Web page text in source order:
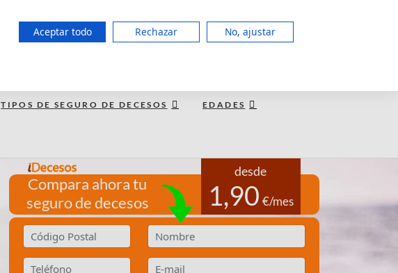
951 127 403
LUN a JUE de 8:00 - 20:00, VIE 15:00
TIPOS DE SEGURO DE DECESOS EDADES
Compara ahora tu
seguro de decesos
desde
1,90 €/mes
Aceptar todo Rechazar No, ajustar